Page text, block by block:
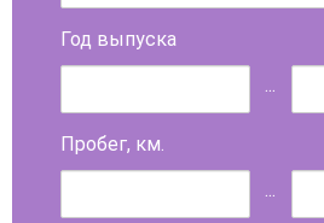
Год выпуска
...
Пробег, км.
...